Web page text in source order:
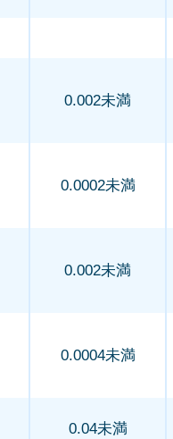
0.002未満
0.0002未満
0.002未満
0.0004未満
0.04未満